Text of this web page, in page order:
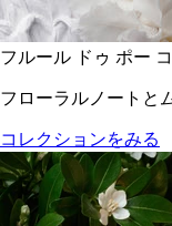
フルール ドゥ ポー
フローラルノートと
コレクションをみる